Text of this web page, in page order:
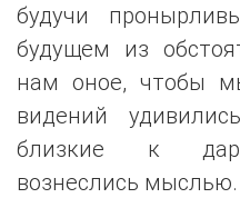
будучи
будущем из
нам оное, чтобы
видений
близкие к
вознеслись мыслью.